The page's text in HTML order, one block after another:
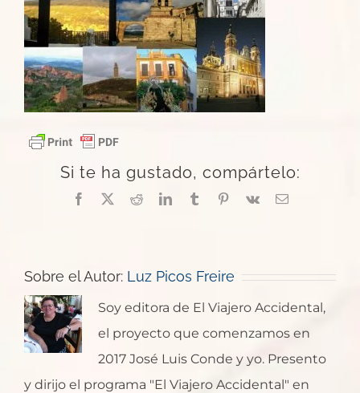
Si te ha gustado, compártelo:
Facebook
X RedditLinkedInTumblrPinterest
Vk
Correo
Sobre el Autor: Luz Picos Freire
Soy editora de El Viajero Accidental,
el proyecto que comenzamos en
2017 José Luis Conde y yo. Presento
y dirijo el programa "El Viajero Accidental" en